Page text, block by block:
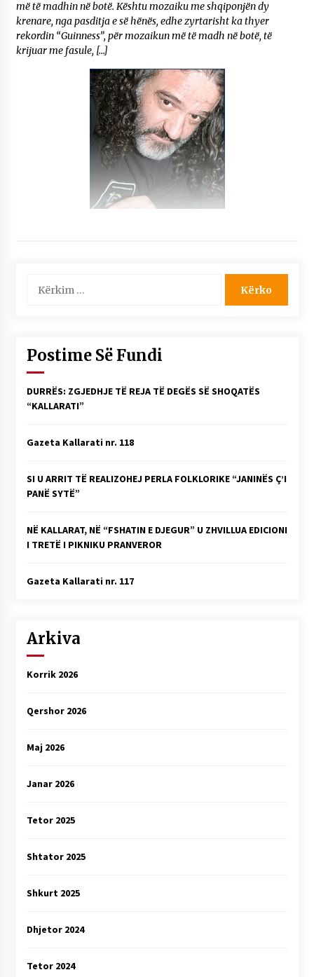
më të madhin në botë. Kështu mozaiku me shqiponjën dy
krenare, nga pasditja e së hënës, edhe zyrtarisht ka thyer
rekordin “Guinness”, për mozaikun më të madh në botë, të
krijuar me fasule, […]
për:
Postime Së Fundi
DURRËS: ZGJEDHJE TË REJA TË DEGËS SË SHOQATËS
“KALLARATI”
Gazeta Kallarati nr. 118
SI U ARRIT TË REALIZOHEJ PERLA FOLKLORIKE “JANINËS Ç’I
PANË SYTË”
NË KALLARAT, NË “FSHATIN E DJEGUR” U ZHVILLUA EDICIONI
I TRETË I PIKNIKU PRANVEROR
Gazeta Kallarati nr. 117
Arkiva
Korrik 2026
Qershor 2026
Maj 2026
Janar 2026
Tetor 2025
Shtator 2025
Shkurt 2025
Dhjetor 2024
Tetor 2024